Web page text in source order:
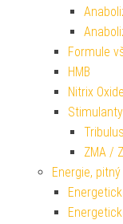
Formule
HMB
Nitrix Oxide
ZMA /
Energie,